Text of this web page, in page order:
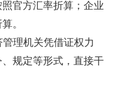
官方汇率折算；企业
。
机关凭借证权力
规定等形式，直接干